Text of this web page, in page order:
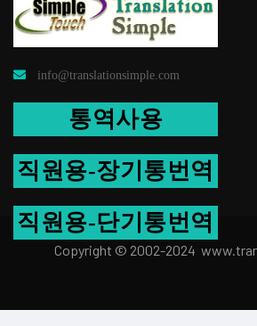
info@translationsimple.com
통역사용
직원용-장기통번역
직원용-단기통번역
Copyright © 2002-